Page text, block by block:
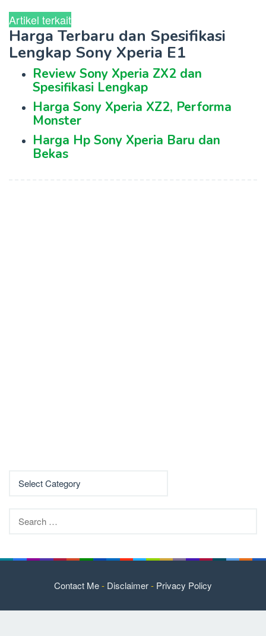
Artikel terkait
Harga Terbaru dan Spesifikasi
Lengkap Sony Xperia E1
Review Sony Xperia ZX2 dan
Spesifikasi Lengkap
Harga Sony Xperia XZ2, Performa
Monster
Harga Hp Sony Xperia Baru dan
Bekas
for:
Contact Me- Disclaimer- Privacy Policy